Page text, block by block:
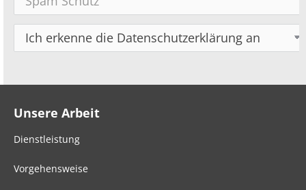
Unsere Arbeit
Dienstleistung
Vorgehensweise